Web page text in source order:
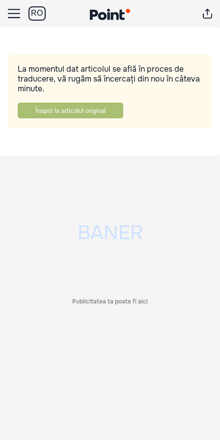
RO
La momentul dat articolul se află în proces de
traducere, vă rugăm să încercați din nou în câteva
minute.
Înapoi la articolul original
Publicitatea ta poate fi aici